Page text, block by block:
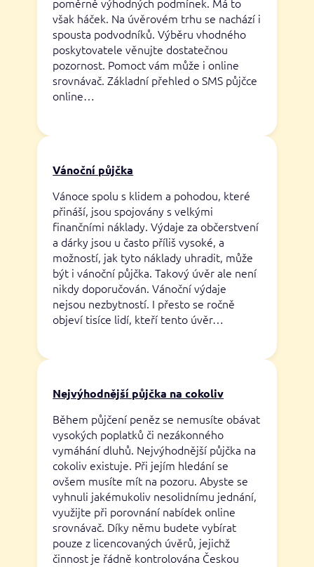
však háček. Na úvěrovém trhu se nachází i
spousta podvodníků. Výběru vhodného
poskytovatele věnujte dostatečnou
pozornost. Pomoct vám může i online
srovnávač. Základní přehled o SMS půjčce
online…
Vánoční půjčka
Vánoce spolu s klidem a pohodou, které
přináší, jsou spojovány s velkými
finančními náklady. Výdaje za občerstvení
a dárky jsou u často příliš vysoké, a
možností, jak tyto náklady uhradit, může
být i vánoční půjčka. Takový úvěr ale není
nikdy doporučován. Vánoční výdaje
nejsou nezbytností. I přesto se ročně
objeví tisíce lidí, kteří tento úvěr…
Nejvýhodnější půjčka na cokoliv
Během půjčení peněz se nemusíte obávat
vysokých poplatků či nezákonného
vymáhání dluhů. Nejvýhodnější půjčka na
cokoliv existuje. Při jejím hledání se
ovšem musíte mít na pozoru. Abyste se
vyhnuli jakémukoliv nesolidnímu jednání,
využijte při porovnání nabídek online
srovnávač. Díky němu budete vybírat
pouze z licencovaných úvěrů, jejichž
činnost je řádně kontrolována Českou